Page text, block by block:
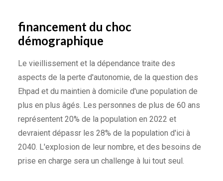
financement du choc
démographique
Le vieillissement et la dépendance traite des
aspects de la perte d'autonomie, de la question des
Ehpad et du maintien à domicile d'une population de
plus en plus âgés. Les personnes de plus de 60 ans
représentent 20% de la population en 2022 et
devraient dépassr les 28% de la population d'ici à
2040. L'explosion de leur nombre, et des besoins de
prise en charge sera un challenge à lui tout seul.